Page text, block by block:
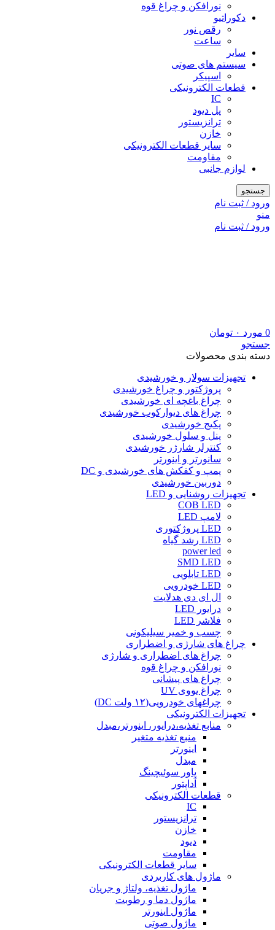
نورافکن و چراغ قوه
دکوراتیو
رقص نور
ساعت
سایر
سیستم های صوتی
اسپیکر
قطعات الکترونیکی
IC
پل دیود
ترانزیستور
خازن
سایر قطعات الکترونیکی
مقاومت
لوازم جانبی
جستجو
ورود / ثبت نام
منو
ورود / ثبت نام
0 مورد ۰ تومان
جستجو
دسته بندی محصولات
تجهیزات سولار و خورشیدی
پروژکتور و چراغ خورشیدی
چراغ باغچه ای خورشیدی
چراغ های دیوارکوب خورشیدی
پکیج خورشیدی
پنل و سلول خورشیدی
کنترلر شارژر خورشیدی
سانورتر و اینورتر
پمپ و کفکش های خورشیدی و DC
دوربین خورشیدی
تجهیزات روشنایی و LED
COB LED
لامپ LED
LED پروژکتوری
LED رشد گیاه
power led
SMD LED
LED تابلویی
LED خودرویی
ال ای دی هدلایت
درایور LED
فلاشر LED
چسب و خمیر سیلیکونی
چراغ های شارژی و اضطراری
چراغ های اضطراری و شارژی
نورافکن و چراغ قوه
چراغ های پیشانی
چراغ یووی UV
چراغهای خودرویی(۱۲ ولت DC)
تجهیزات الکترونیکی
منابع تغذیه،درایور، اینورتر،مبدل
منبع تغذیه متغیر
اینورتر
مبدل
پاور سوئیچینگ
آداپتور
قطعات الکترونیکی
IC
ترانزیستور
خازن
دیود
مقاومت
سایر قطعات الکترونیکی
ماژول های کاربردی
ماژول تغذیه، ولتاژ و جریان
ماژول دما و رطوبت
ماژول اینورتر
ماژول صوتی